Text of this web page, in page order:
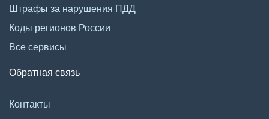
Штрафы за нарушения ПДД
Коды регионов России
Все сервисы
Обратная связь
Контакты